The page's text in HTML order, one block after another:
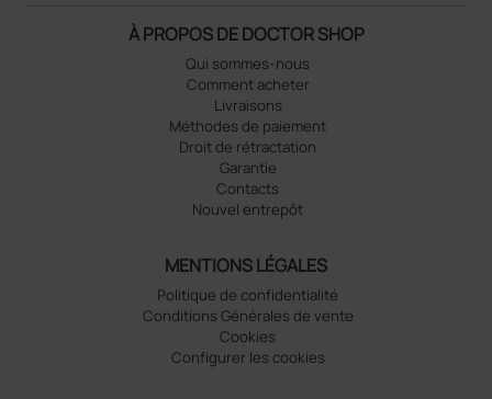
À PROPOS DE DOCTOR SHOP
Qui sommes-nous
Comment acheter
Livraisons
Méthodes de paiement
Droit de rétractation
Garantie
Contacts
Nouvel entrepôt
MENTIONS LÉGALES
Politique de confidentialité
Conditions Générales de vente
Cookies
Configurer les cookies